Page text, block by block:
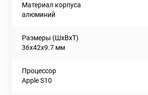
Материал корпуса
алюминий
Размеры (ШxВxТ)
36x42x9.7 мм
Процессор
Apple S10